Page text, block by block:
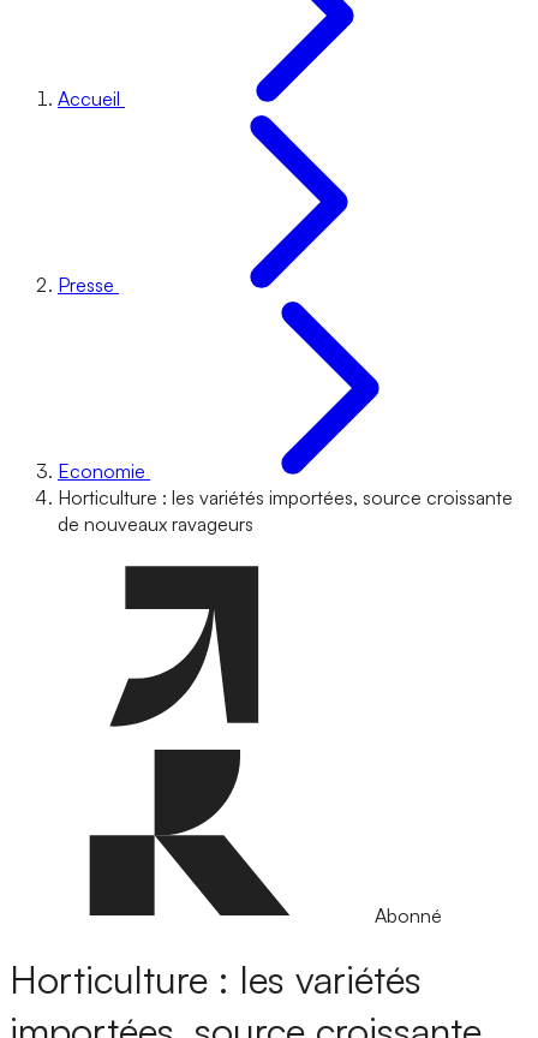
Accueil
Presse
Economie
Horticulture : les variétés importées, source croissante
de nouveaux ravageurs
Abonné
Horticulture : les variétés